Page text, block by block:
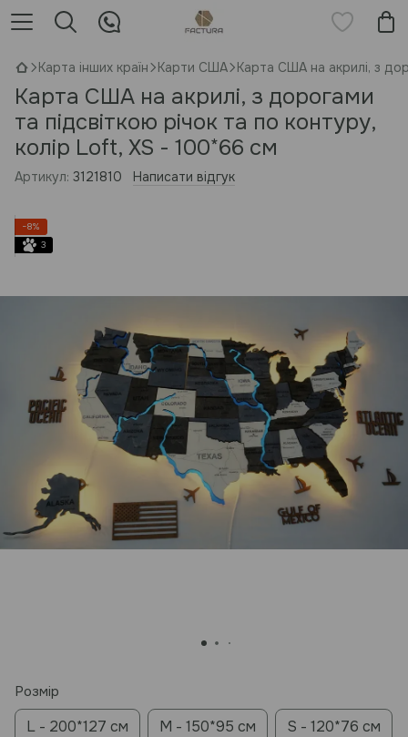
Карта інших країн Карти США Карта США на акрилі, з
Карта США на акрилі, з дорогами
та підсвіткою річок та по контуру,
колір Loft, XS - 100*66 см
Артикул: 3121810 Написати відгук
−8%
3
Розмір
L - 200*127 см M - 150*95 см S - 120*76 см